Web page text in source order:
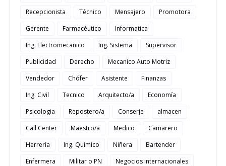
Recepcionista
Técnico Mensajero
Promotora
Gerente
Farmacéutico
Informatica
Ing. Electromecanico
Ing. Sistema
Supervisor
Publicidad
Derecho
Mecanico Auto Motriz
Vendedor
Chófer Asistente
Finanzas
Ing. Civil
Tecnico Arquitecto/a
Economía
Psicologia
Repostero/a Conserje
almacen
Call Center
Maestro/a Medico
Camarero
Herrería
Ing. Quimico Niñera
Bartender
Enfermera
Militar o PN
Negocios internacionales